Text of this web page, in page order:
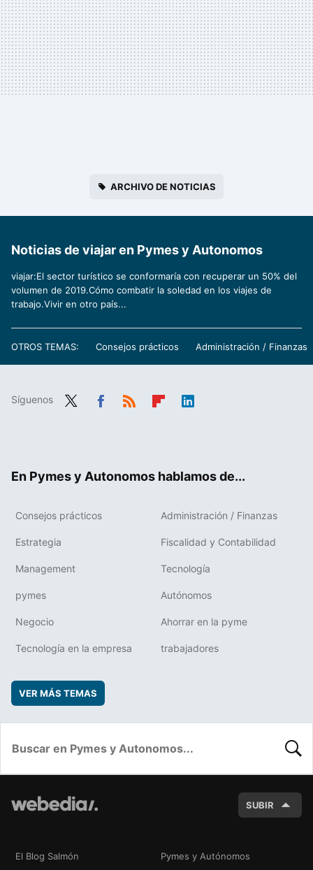
ARCHIVO DE NOTICIAS
Noticias de viajar en Pymes y Autonomos
viajar:El sector turístico se conformaría con recuperar un 50% del
volumen de 2019.Cómo combatir la soledad en los viajes de
trabajo.Vivir en otro país...
OTROS TEMAS: Consejos prácticos Administración / Finanzas
Síguenos
En Pymes y Autonomos hablamos de...
Consejos prácticos Administración / Finanzas
Estrategia Fiscalidad y Contabilidad
Management Tecnología
pymes Autónomos
Negocio Ahorrar en la pyme
Tecnología en la empresa trabajadores
VER MÁS TEMAS
SUBIR
El Blog Salmón Pymes y Autónomos